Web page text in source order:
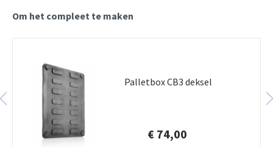
Om het compleet te maken
Palletbox CB3 deksel
€ 74,00